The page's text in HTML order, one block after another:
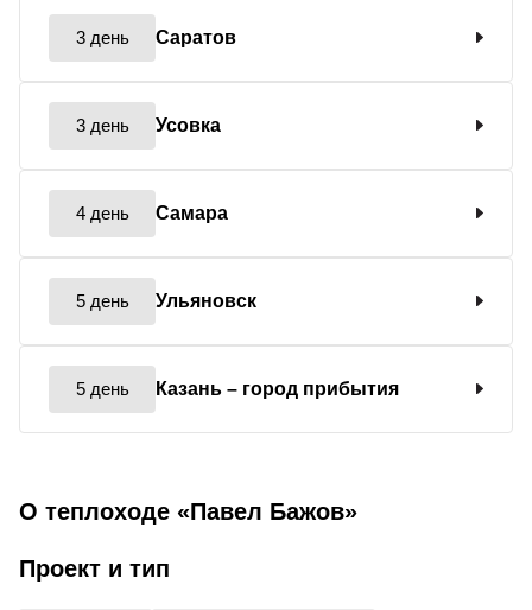
3 день Саратов
3 день Усовка
4 день Самара
5 день Ульяновск
5 день Казань – город прибытия
О теплоходе «Павел Бажов»
Проект и тип